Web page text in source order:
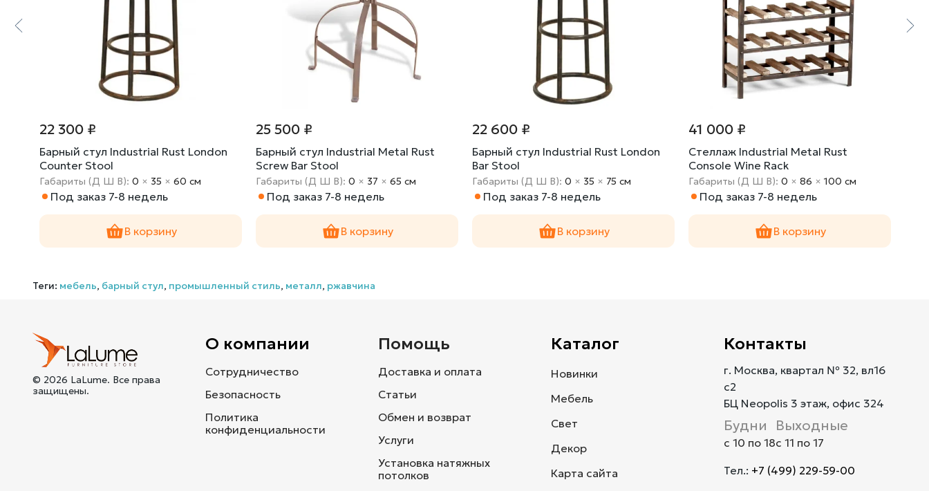
22 300 ₽
Барный стул Industrial Rust London
Counter Stool
Габариты (Д Ш В):0 × 35 ×60 cм
Под заказ 7-8 недель
В корзину
25 500 ₽
Барный стул Industrial Metal Rust
Screw Bar Stool
Габариты (Д Ш В):0 × 37 ×65 cм
Под заказ 7-8 недель
В корзину
22 600 ₽
Барный стул Industrial Rust London
Bar Stool
Габариты (Д Ш В):0 × 35 × 75 cм
Под заказ 7-8 недель
В корзину
41 000 ₽
Стеллаж Industrial Metal Rust
Console Wine Rack
Габариты (Д Ш В):0 ×86 ×100 cм
Под заказ 7-8 недель
В корзину
Теги: мебель, барный стул, промышленный стиль, металл, ржавчина
© 2026 LaLume. Все права
защищены.
О компании
Сотрудничество
Безопасность
Политика
конфиденциальности
Помощь
Доставка и оплата
Статьи
Обмен и возврат
Услуги
Установка натяжных
потолков
Каталог
Новинки
Мебель
Свет
Декор
Карта сайта
Контакты
г. Москва, квартал № 32, вл16
с2
БЦ Neopolis 3 этаж, офис 324
Будни
с 10 по 18
Выходные
с 11 по 17
Тел.: +7 (499) 229-59-00